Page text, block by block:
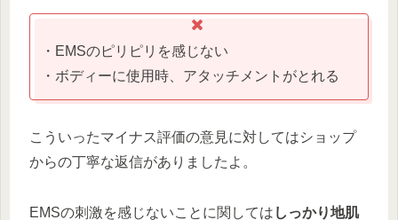
・EMSのピリピリを感じない
・ボディーに使用時、アタッチメントがとれる
こういったマイナス評価の意見に対してはショップ
からの丁寧な返信がありましたよ。
EMSの刺激を感じないことに関しては しっかり地肌